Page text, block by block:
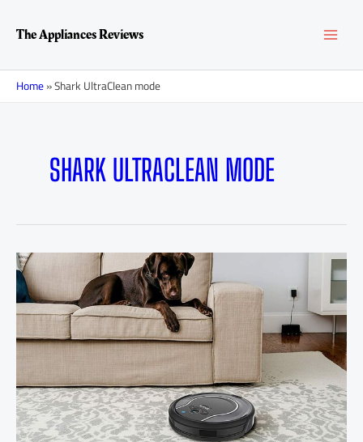
содержимому
The Appliances Reviews
Home»Shark UltraClean mode
SHARK ULTRACLEAN MODE